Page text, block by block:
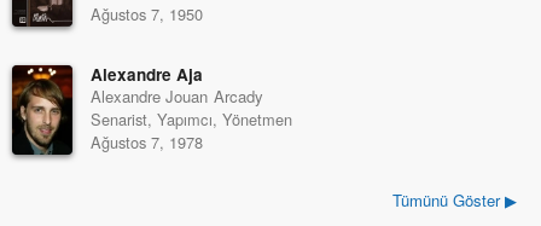
Ağustos 7, 1950
Alexandre Aja
Alexandre Jouan Arcady
Senarist, Yapımcı, Yönetmen
Ağustos 7, 1978
Tümünü Göster ▶